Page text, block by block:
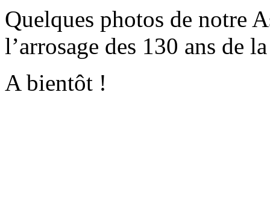
Quelques photos de notre
l’arrosage des 130 ans de
A bientôt !